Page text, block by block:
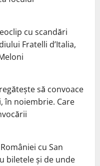
cu scandări
Fratelli d’Italia,
să convoace
în noiembrie. Care
cu San
biletele și de unde